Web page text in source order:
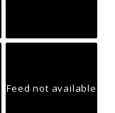
Feed not available